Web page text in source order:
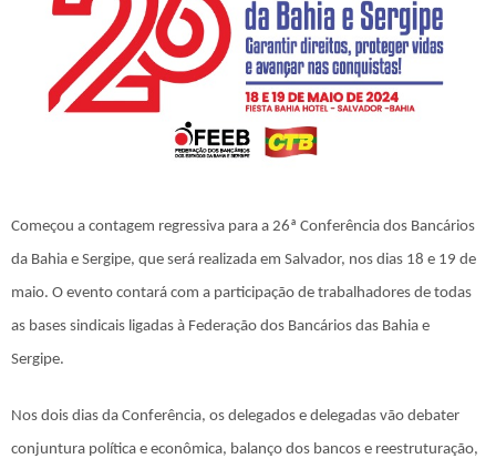
Começou a contagem regressiva para a 26ª Conferência dos Bancários
da Bahia e Sergipe, que será realizada em Salvador, nos dias 18 e 19 de
maio. O evento contará com a participação de trabalhadores de todas
as bases sindicais ligadas à Federação dos Bancários das Bahia e
Sergipe.
Nos dois dias da Conferência, os delegados e delegadas vão debater
conjuntura política e econômica, balanço dos bancos e reestruturação,